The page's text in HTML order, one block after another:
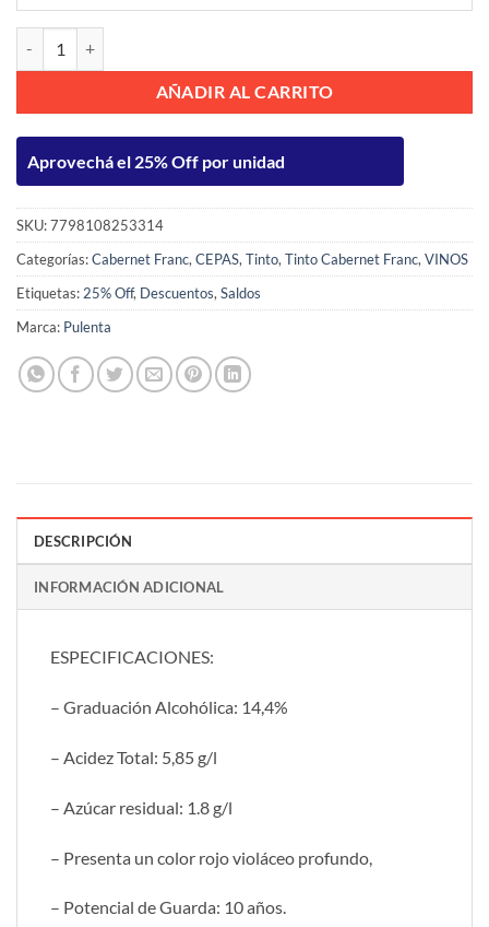
AÑADIR AL CARRITO
Aprovechá el 25% Off por unidad
SKU:7798108253314
Categorías:Cabernet Franc, CEPAS, Tinto, Tinto Cabernet Franc, VINOS
Etiquetas: 25% Off, Descuentos, Saldos
Marca: Pulenta
DESCRIPCIÓN
INFORMACIÓN ADICIONAL
ESPECIFICACIONES:
– Graduación Alcohólica: 14,4%
– Acidez Total: 5,85 g/l
– Azúcar residual: 1.8 g/l
– Presenta un color rojo violáceo profundo,
– Potencial de Guarda: 10 años.